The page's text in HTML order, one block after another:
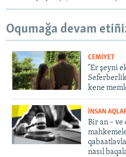
RFE/RS bütün saytları
Oqumağa devam
CEMİYET
"Er şeyni
kene
İNSAN
Bir an – ve
nasıl